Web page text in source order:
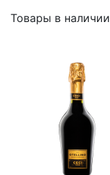
Товары в наличии